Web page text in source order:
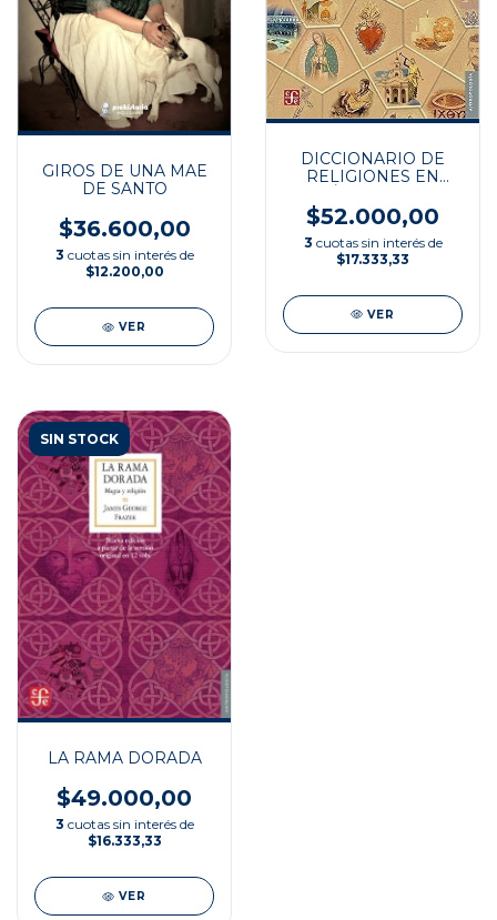
GIROS DE UNA MAE
DE SANTO
$36.600,00
3 cuotas sin interés de
$12.200,00
VER
DICCIONARIO DE
RELIGIONES EN
$52.000,00
3 cuotas sin interés de
$17.333,33
VER
SIN STOCK
LA RAMA DORADA
$49.000,00
3 cuotas sin interés de
$16.333,33
VER